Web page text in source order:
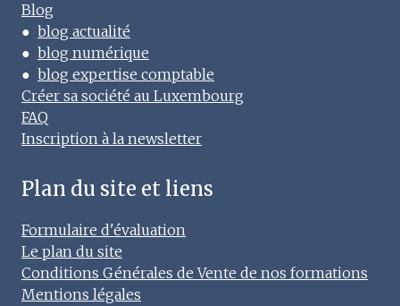
Blog
● blog actualité
● blog numérique
● blog expertise comptable
Créer sa société au Luxembourg
FAQ
Inscription à la newsletter
Plan du site et liens
Formulaire d'évaluation
Le plan du site
Conditions Générales de Vente de nos formations
Mentions légales